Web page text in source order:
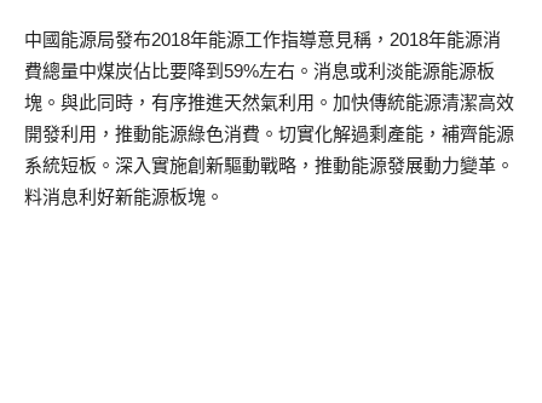
中國能源局發布2018年能源工作指導意見稱，2018年能源消
費總量中煤炭佔比要降到59%左右。消息或利淡能源能源板
塊。與此同時，有序推進天然氣利用。加快傳統能源清潔高效
開發利用，推動能源綠色消費。切實化解過剩產能，補齊能源
系統短板。深入實施創新驅動戰略，推動能源發展動力變革。
料消息利好新能源板塊。